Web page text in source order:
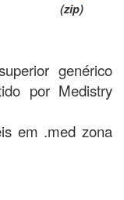
(zip)
genérico
por Medistry
em .med zona